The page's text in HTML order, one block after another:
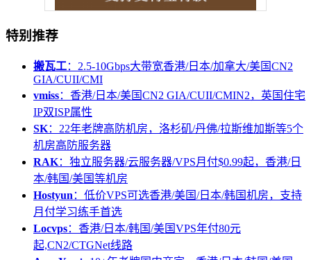
特别推荐
搬瓦工：2.5-10Gbps大带宽香港/日本/加拿大/美国CN2
GIA/CUII/CMI
vmiss：香港/日本/美国CN2 GIA/CUII/CMIN2，英国住宅
IP双ISP属性
SK：22年老牌高防机房，洛杉矶/丹佛/拉斯维加斯等5个
机房高防服务器
RAK：独立服务器/云服务器/VPS月付$0.99起，香港/日
本/韩国/美国等机房
Hostyun ：低价VPS可选香港/美国/日本/韩国机房，支持
月付学习练手首选
Locvps：香港/日本/韩国/美国VPS年付80元
起,CN2/CTGNet线路